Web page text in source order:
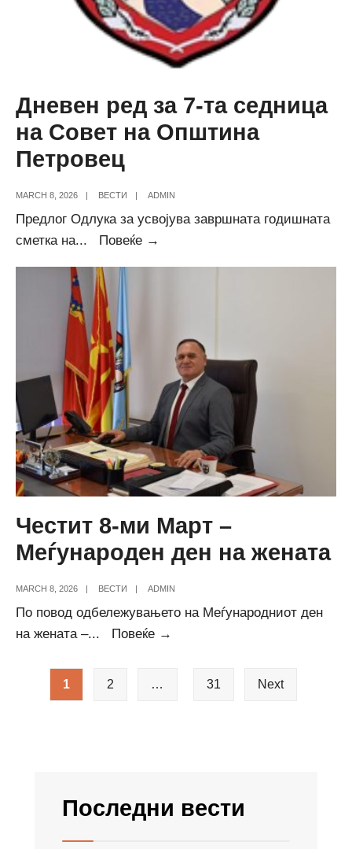
Дневен ред за 7-та седница
на Совет на Општина
Петровец
MARCH 8, 2026 ВЕСТИ ADMIN
Предлог Одлука за усвојува завршната годишната
сметка на... Повеќе →
седница
Совет
на
Општина
Петровец
Честит 8-ми Март –
Меѓународен ден на жената
MARCH 8, 2026 | ВЕСТИ | ADMIN
По повод одбележувањето на Меѓународниот ден
на жената –... Повеќе →
жената
Posts
pagination
1 2 … 31 Next
Последни вести